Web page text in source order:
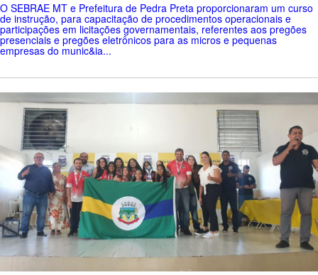
O SEBRAE MT e Prefeitura de Pedra Preta proporcionaram um curso
de instrução, para capacitação de procedimentos operacionais e
participações em licitações governamentais, referentes aos pregões
presenciais e pregões eletrônicos para as micros e pequenas
empresas do munic&ia...